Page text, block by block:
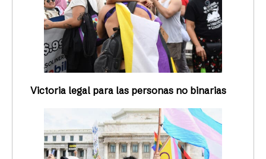
Victoria legal para las personas no binarias